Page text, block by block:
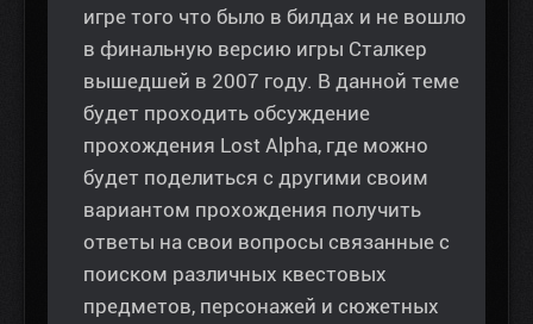
игре того что было в билдах и не вошло
в финальную версию игры Сталкер
вышедшей в 2007 году. В данной теме
будет проходить обсуждение
прохождения Lost Alpha, где можно
будет поделиться с другими своим
вариантом прохождения получить
ответы на свои вопросы связанные с
поиском различных квестовых
предметов, персонажей и сюжетных